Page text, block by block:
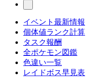
イベント最新情報
個体値ランク計算
タスク報酬
全ポケモン図鑑
色違い一覧
レイドボス早見表